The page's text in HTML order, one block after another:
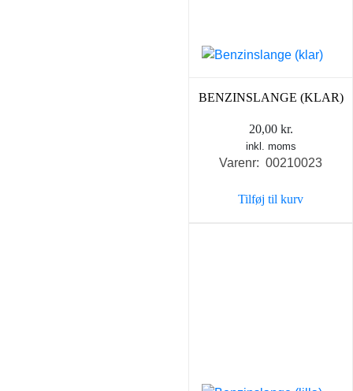
BENZINSLANGE (KLAR)
20,00 kr.
inkl. moms
Varenr: 00210023
Tilføj til kurv